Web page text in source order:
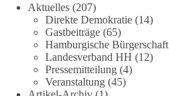
Aktuelles (207)
Direkte Demokratie (14)
Gastbeiträge (65)
Hamburgische Bürgerschaft
Landesverband HH (12)
Pressemitteilung (4)
Veranstaltung (45)